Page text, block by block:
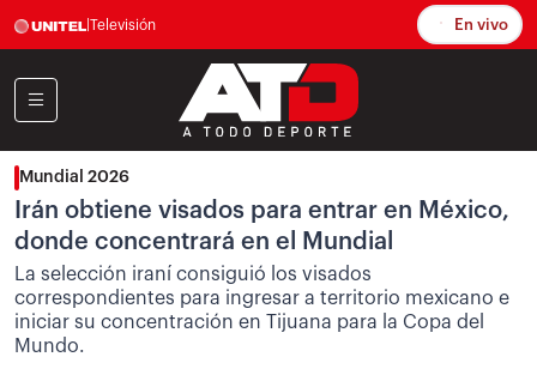
Televisión En vivo
Mundial 2026
Irán obtiene visados para entrar en México,
donde concentrará en el Mundial
La selección iraní consiguió los visados
correspondientes para ingresar a territorio mexicano e
iniciar su concentración en Tijuana para la Copa del
Mundo.